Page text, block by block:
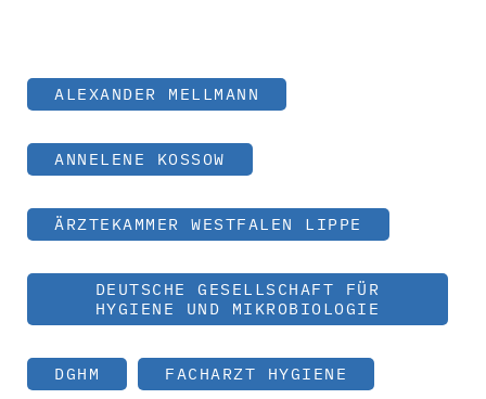
ALEXANDER MELLMANN
ANNELENE KOSSOW
ÄRZTEKAMMER WESTFALEN LIPPE
DEUTSCHE GESELLSCHAFT FÜR
HYGIENE UND MIKROBIOLOGIE
DGHM FACHARZT HYGIENE